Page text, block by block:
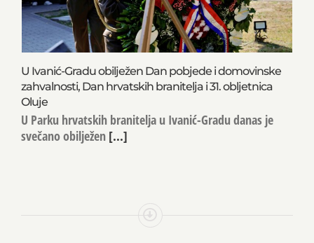
U Ivanić-Gradu obilježen Dan pobjede i domovinske
zahvalnosti, Dan hrvatskih branitelja i 31. obljetnica
Oluje
U Parku hrvatskih branitelja u Ivanić-Gradu danas je
svečano obilježen [...]